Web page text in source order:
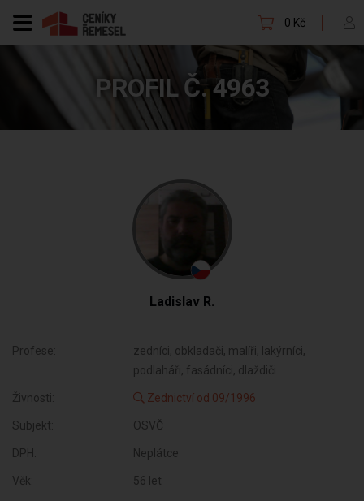
0 Kč
PROFIL Č. 4963
Ladislav R.
Profese:
zedníci, obkladači, malíři, lakýrníci,
podlaháři, fasádníci, dlaždiči
Živnosti: Zednictví od 09/1996
Subjekt: OSVČ
DPH: Neplátce
Věk: 56 let